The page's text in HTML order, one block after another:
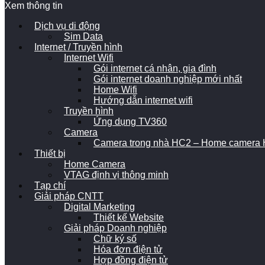
Xem thông tin
Dịch vụ di động
Sim Data
Internet / Truyền hình
Internet Wifi
Gói internet cá nhân, gia đình
Gói internet doanh nghiệp mới nhất
Home Wifi
Hướng dẫn internet wifi
Truyền hình
Ứng dụng TV360
Camera
Camera trong nhà HC2 – Home camera
Thiết bị
Home Camera
VTAG định vị thông minh
Tạp chí
Giải pháp CNTT
Digital Marketing
Thiết kế Website
Giải pháp Doanh nghiệp
Chữ ký số
Hóa đơn điện tử
Hợp đồng điện tử